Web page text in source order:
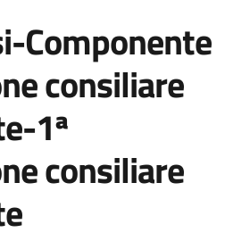
Componente
consiliare
1ª
consiliare